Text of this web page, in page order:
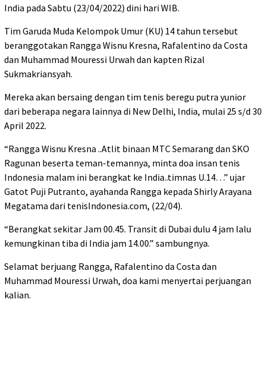
India pada Sabtu (23/04/2022) dini hari WIB.
Tim Garuda Muda Kelompok Umur (KU) 14 tahun tersebut
beranggotakan Rangga Wisnu Kresna, Rafalentino da Costa
dan Muhammad Mouressi Urwah dan kapten Rizal
Sukmakriansyah.
Mereka akan bersaing dengan tim tenis beregu putra yunior
dari beberapa negara lainnya di New Delhi, India, mulai 25 s/d 30
April 2022.
“Rangga Wisnu Kresna ..Atlit binaan MTC Semarang dan SKO
Ragunan beserta teman-temannya, minta doa insan tenis
Indonesia malam ini berangkat ke India..timnas U.14…” ujar
Gatot Puji Putranto, ayahanda Rangga kepada Shirly Arayana
Megatama dari tenisIndonesia.com, (22/04).
“Berangkat sekitar Jam 00.45. Transit di Dubai dulu 4 jam lalu
kemungkinan tiba di India jam 14.00.” sambungnya.
Selamat berjuang Rangga, Rafalentino da Costa dan
Muhammad Mouressi Urwah, doa kami menyertai perjuangan
kalian.